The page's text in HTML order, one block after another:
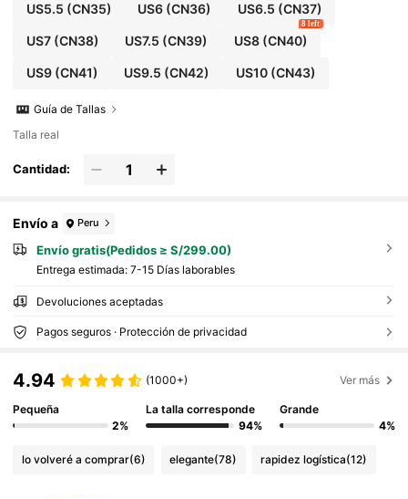
US5.5 (CN35) US6 (CN36) US6.5 (CN37)
US7(CN38) US7.5 (CN39) US8(CN40)
8 left
US9(CN41) US9.5 (CN42) US10(CN43)
Guía de Tallas
Talla real
Cantidad:
Envío a Peru
Envío gratis(Pedidos ≥ S/299.00)
Entrega estimada: 7-15 Días laborables
Devoluciones aceptadas
Pagos seguros · Protección de privacidad
4.94 (1000+) Ver más
Pequeña
2%
La talla corresponde
94%
Grande
4%
lo volveré a comprar(6) elegante(78) rapidez logística(12)